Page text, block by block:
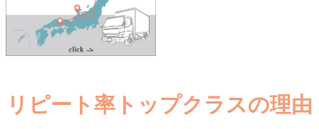
リピート率トップクラスの理由